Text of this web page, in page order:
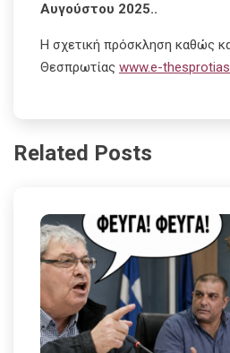
Αυγούστου 2025..
Η σχετική πρόσκληση καθώς
Θεσπρωτίας www.e-
Related Posts